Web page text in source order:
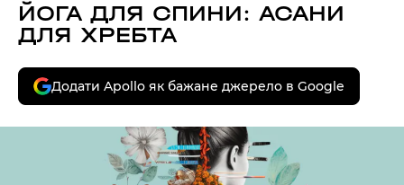
ЙОГА ДЛЯ СПИНИ: АСАНИ
ДЛЯ ХРЕБТА
Додати Apollo як бажане джерело в Google